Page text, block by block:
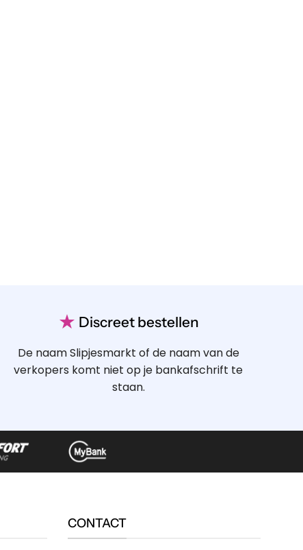
★ Discreet bestellen
De naam Slipjesmarkt of de naam van de
verkopers komt niet op je bankafschrift te
staan.
CONTACT